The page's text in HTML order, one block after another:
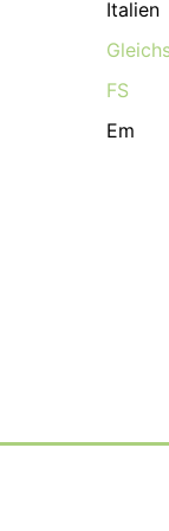
Italien
FS
Em